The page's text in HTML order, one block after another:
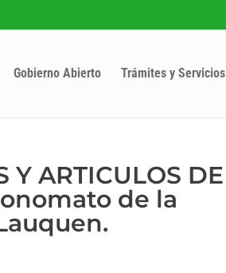
Gobierno Abierto Trámites y Servicios
ARTICULOS DE
de la